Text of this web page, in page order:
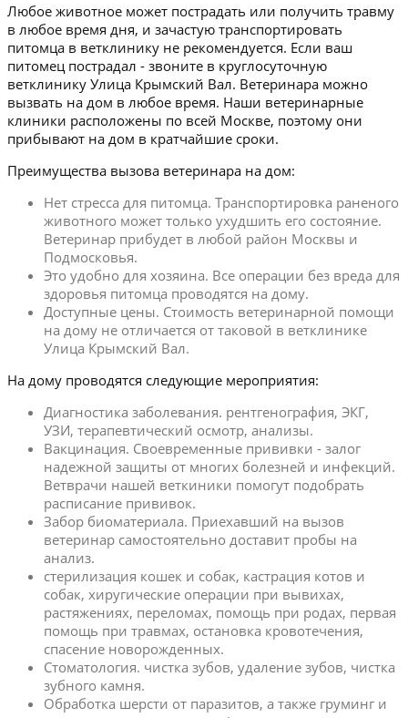
Любое животное может пострадать или получить травму
в любое время дня, и зачастую транспортировать
питомца в ветклинику не рекомендуется. Если ваш
питомец пострадал - звоните в круглосуточную
ветклинику Улица Крымский Вал. Ветеринара можно
вызвать на дом в любое время. Наши ветеринарные
клиники расположены по всей Москве, поэтому они
прибывают на дом в кратчайшие сроки.
Преимущества вызова ветеринара на дом:
Нет стресса для питомца. Транспортировка раненого
животного может только ухудшить его состояние.
Ветеринар прибудет в любой район Москвы и
Подмосковья.
Это удобно для хозяина. Все операции без вреда для
здоровья питомца проводятся на дому.
Доступные цены. Стоимость ветеринарной помощи
на дому не отличается от таковой в ветклинике
Улица Крымский Вал.
На дому проводятся следующие мероприятия:
Диагностика заболевания. рентгенография, ЭКГ,
УЗИ, терапевтический осмотр, анализы.
Вакцинация. Своевременные прививки - залог
надежной защиты от многих болезней и инфекций.
Ветврачи нашей веткиники помогут подобрать
расписание прививок.
Забор биоматериала. Приехавший на вызов
ветеринар самостоятельно доставит пробы на
анализ.
стерилизация кошек и собак, кастрация котов и
собак, хиругические операции при вывихах,
растяжениях, переломах, помощь при родах, первая
помощь при травмах, остановка кровотечения,
спасение новорожденных.
Стоматология. чистка зубов, удаление зубов, чистка
зубного камня.
Обработка шерсти от паразитов, а также груминг и